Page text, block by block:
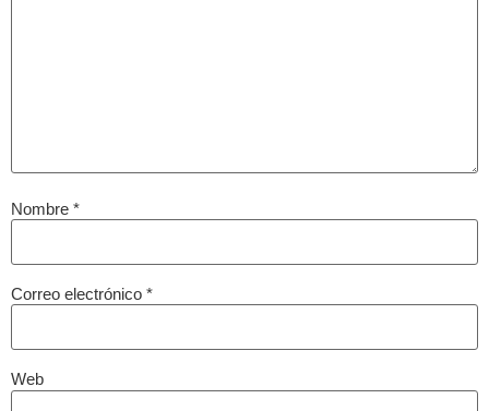
Nombre *
Correo electrónico *
Web